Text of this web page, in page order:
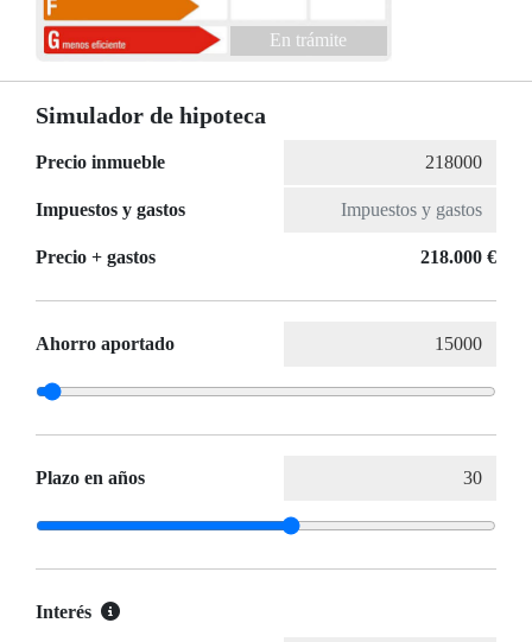
En trámite
Simulador de hipoteca
Precio inmueble
Impuestos y gastos
Precio + gastos 218.000 €
Ahorro aportado
Plazo en años
Interés